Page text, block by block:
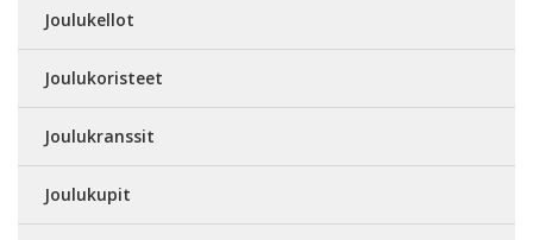
Joulukellot
Joulukoristeet
Joulukranssit
Joulukupit